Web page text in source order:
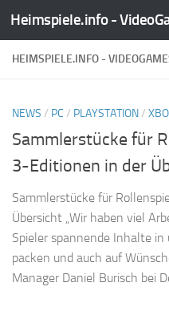
Zum Inhalt springen
Heimspiele.info -
HEIMSPIELE.INFO -
NEWS / PC / PLAYSTATION/
Sammlerstücke für
3-Editionen in der
Sammlerstücke für
Übersicht „Wir haben viel
Spieler spannende Inhalte in
packen und auch auf
Manager Daniel Burisch bei